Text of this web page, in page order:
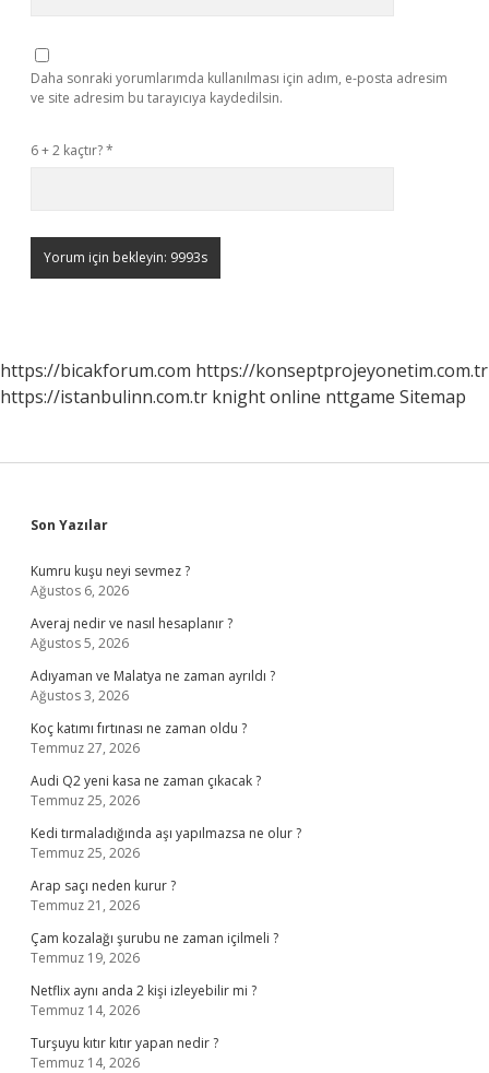
Daha sonraki yorumlarımda kullanılması için adım, e-posta adresim
ve site adresim bu tarayıcıya kaydedilsin.
6 + 2 kaçtır?*
https://bicakforum.com https://konseptprojeyonetim.com.tr
https://istanbulinn.com.tr knight online nttgame Sitemap
Sidebar
Son Yazılar
Kumru kuşu neyi sevmez ?
Ağustos 6, 2026
Averaj nedir ve nasıl hesaplanır ?
Ağustos 5, 2026
Adıyaman ve Malatya ne zaman ayrıldı ?
Ağustos 3, 2026
Koç katımı fırtınası ne zaman oldu ?
Temmuz 27, 2026
Audi Q2 yeni kasa ne zaman çıkacak ?
Temmuz 25, 2026
Kedi tırmaladığında aşı yapılmazsa ne olur ?
Temmuz 25, 2026
Arap saçı neden kurur ?
Temmuz 21, 2026
Çam kozalağı şurubu ne zaman içilmeli ?
Temmuz 19, 2026
Netflix aynı anda 2 kişi izleyebilir mi ?
Temmuz 14, 2026
Turşuyu kıtır kıtır yapan nedir ?
Temmuz 14, 2026